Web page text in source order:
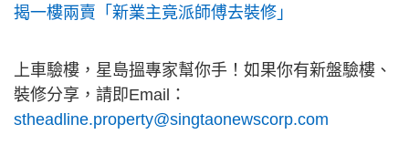
揭一樓兩賣「新業主竟派師傅去裝修」
上車驗樓，星島搵專家幫你手！如果你有新盤驗樓、
裝修分享，請即Email：
stheadline.property@singtaonewscorp.com